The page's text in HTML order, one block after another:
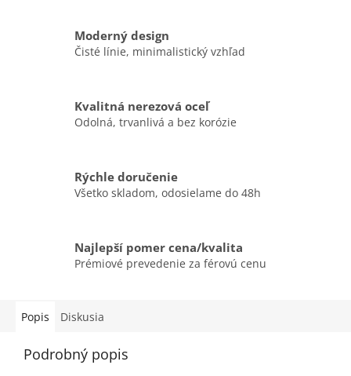
Moderný design
Čisté línie, minimalistický vzhľad
Kvalitná nerezová oceľ
Odolná, trvanlivá a bez korózie
Rýchle doručenie
Všetko skladom, odosielame do 48h
Najlepší pomer cena/kvalita
Prémiové prevedenie za férovú cenu
Popis Diskusia
Podrobný popis